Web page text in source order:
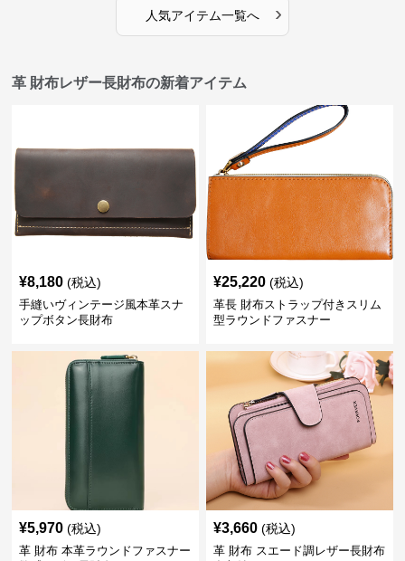
人気アイテム一覧へ ›
革 財布レザー長財布の新着アイテム
¥8,180 (税込)
手縫いヴィンテージ風本革スナ
ップボタン長財布
¥25,220 (税込)
革長 財布ストラップ付きスリム
型ラウンドファスナー
¥5,970 (税込)
革 財布 本革ラウンドファスナー
¥3,660 (税込)
革 財布 スエード調レザー長財布